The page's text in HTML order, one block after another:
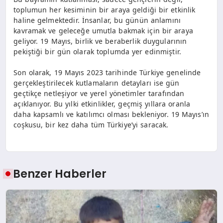
toplumun her kesiminin bir araya geldiği bir etkinlik
haline gelmektedir. İnsanlar, bu günün anlamını
kavramak ve geleceğe umutla bakmak için bir araya
geliyor. 19 Mayıs, birlik ve beraberlik duygularının
pekiştiği bir gün olarak toplumda yer edinmiştir.
Son olarak, 19 Mayıs 2023 tarihinde Türkiye genelinde
gerçekleştirilecek kutlamaların detayları ise gün
geçtikçe netleşiyor ve yerel yönetimler tarafından
açıklanıyor. Bu yılki etkinlikler, geçmiş yıllara oranla
daha kapsamlı ve katılımcı olması bekleniyor. 19 Mayıs’ın
coşkusu, bir kez daha tüm Türkiye’yi saracak.
Benzer Haberler